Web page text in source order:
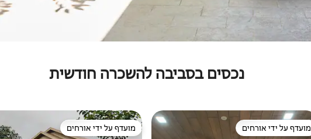
נכסים בסביבה להשכרה חודשית
מועדף על ידי אורחים
מועדף על ידי אורחים מועדף על ידי אורחים
מועדף על ידי אורחים